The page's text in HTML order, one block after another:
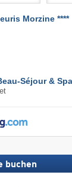
Morzine ****
Séjour &
buchen